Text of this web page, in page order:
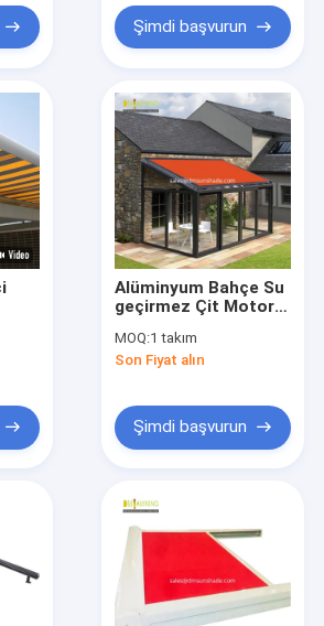
çekilebilir pervane
Şimdi başvurun
Alüminyum Bahçe Su
geçirmez Çit Motorlu
MOQ:1 takım
Son Fiyat alın
Şimdi başvurun